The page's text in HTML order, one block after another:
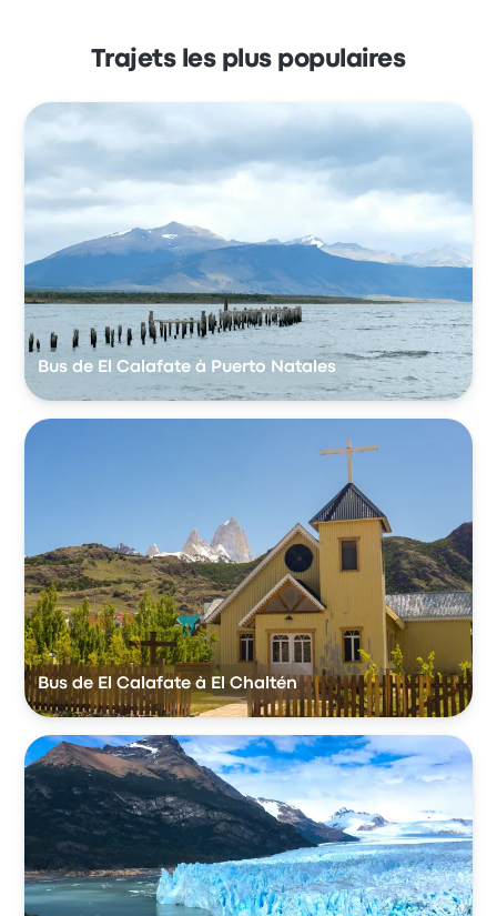
Trajets les plus populaires
Bus de El Calafate à Puerto Natales
Bus de El Calafate à El Chaltén